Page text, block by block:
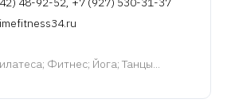
; Фитнес; Йога; Танцы...